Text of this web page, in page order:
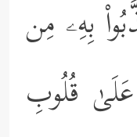
بِهِۦ مِن
قُلُوبِ